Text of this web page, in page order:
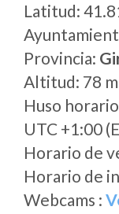
Latitud:
Provincia:
Altitud: 78
Huso
UTC +1:00
Horario de
Horario de
Webcams :